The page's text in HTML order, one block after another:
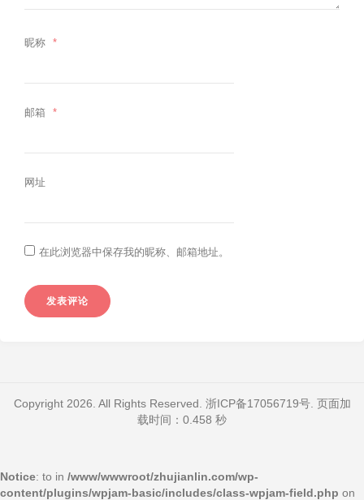
昵称 *
邮箱 *
网址
在此浏览器中保存我的昵称、邮箱地址。
Copyright 2026. All Rights Reserved. 浙ICP备17056719号. 页面加
载时间：0.458 秒
Notice: to in /www/wwwroot/zhujianlin.com/wp-
content/plugins/wpjam-basic/includes/class-wpjam-field.php on